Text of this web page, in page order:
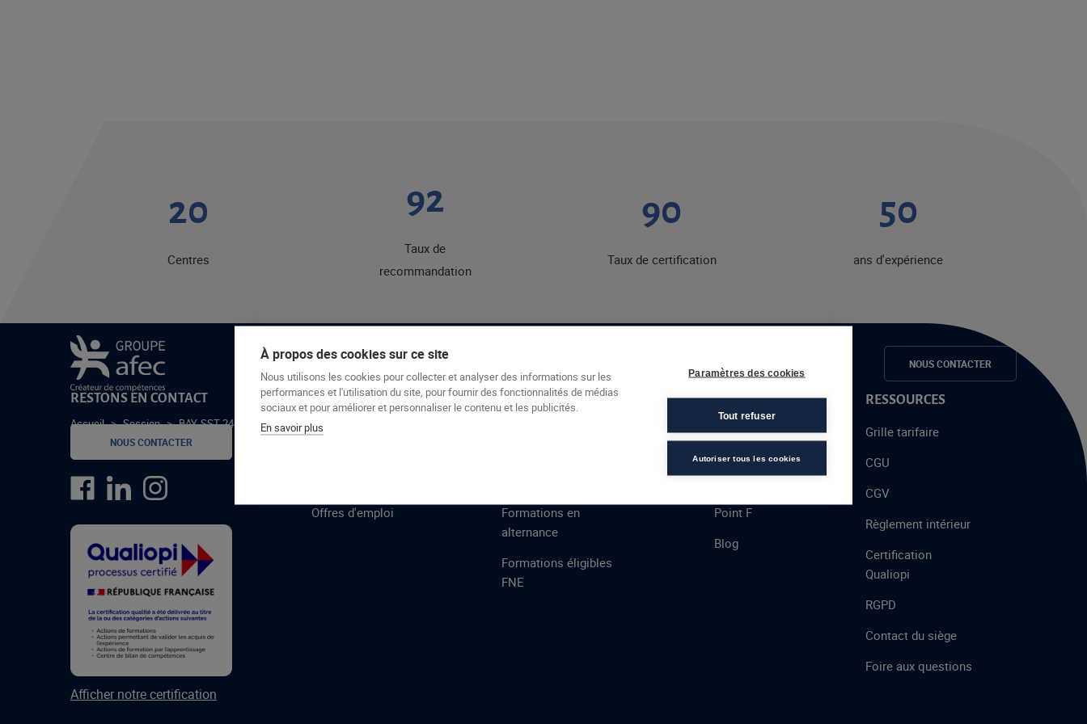
Le groupe Afec Formations Espace candidats NOUS CONTACTER
Accueil > Session > BAY-SST-24-2
20
Centres
92
Taux de
recommandation
90
Taux de certification
50
ans d'expérience
RESTONS EN CONTACT
NOUS CONTACTER
Afficher notre certification
GROUPE AFEC
Formations
Offres d'emploi
PRESTATIONS
Formations en
alternance
Formations éligibles
FNE
À PROPOS
Talent
Point F
Blog
RESSOURCES
Grille tarifaire
CGU
CGV
Règlement intérieur
Certification
Qualiopi
RGPD
Contact du siège
Foire aux questions
À propos des cookies sur ce site
Nous utilisons les cookies pour collecter et analyser des informations sur les
performances et l'utilisation du site, pour fournir des fonctionnalités de médias
sociaux et pour améliorer et personnaliser le contenu et les publicités.
En savoir plus
Paramètres des cookies
Tout refuser
Autoriser tous les cookies